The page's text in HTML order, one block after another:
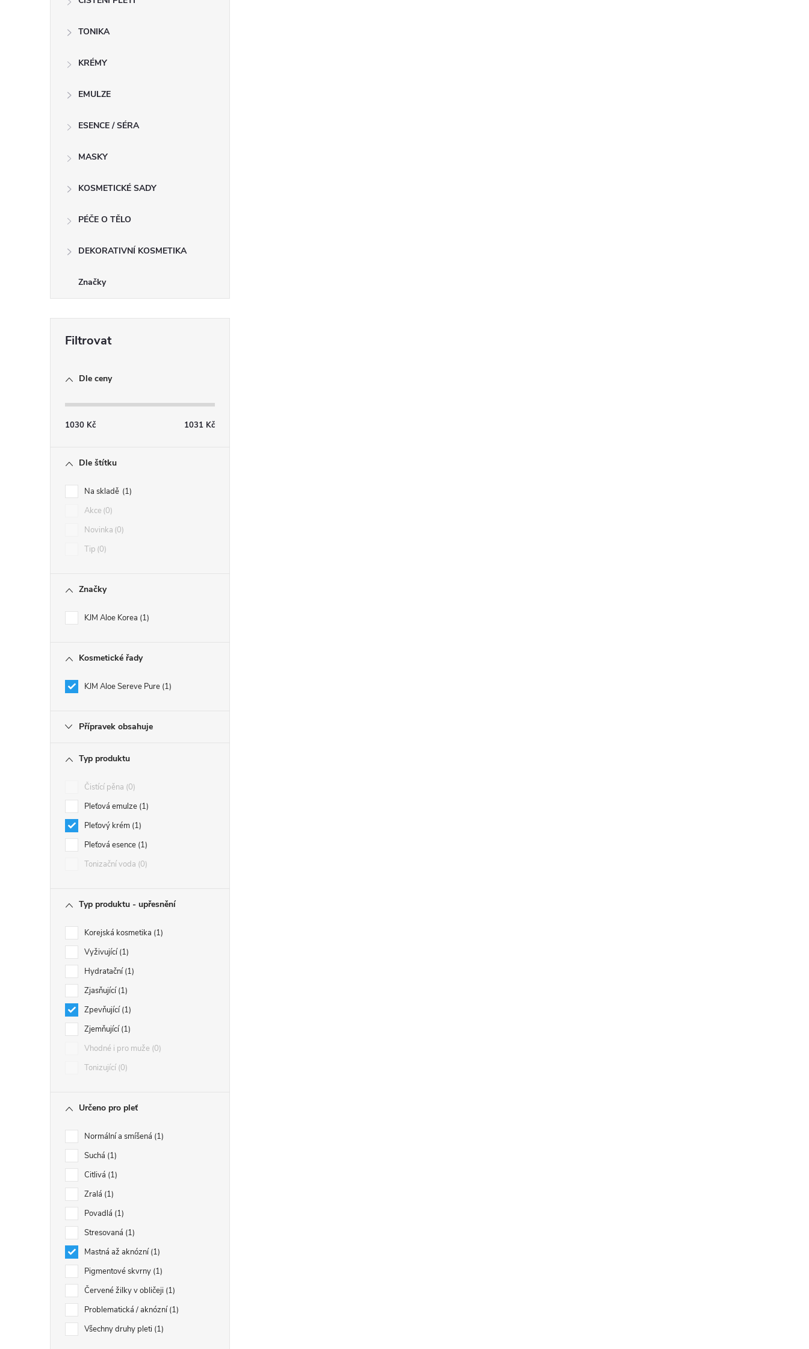
TONIKA
KRÉMY
EMULZE
ESENCE / SÉRA
MASKY
KOSMETICKÉ SADY
PÉČE O TĚLO
DEKORATIVNÍ KOSMETIKA
Značky
Dle ceny
1030 Kč 1031 Kč
Dle štítku
Na skladě 1
Akce 0
Novinka 0
Tip 0
Značky
KJM Aloe Korea 1
Kosmetické řady
KJM Aloe Sereve Pure 1
Přípravek obsahuje
Typ produktu
Čistící pěna 0
Pleťová emulze 1
Pleťový krém 1
Pleťová esence 1
Tonizační voda 0
Typ produktu - upřesnění
Korejská kosmetika 1
Vyživující 1
Hydratační 1
Zjasňující 1
Zpevňující 1
Zjemňující 1
Vhodné i pro muže 0
Tonizující 0
Určeno pro pleť
Normální a smíšená 1
Suchá 1
Citlivá 1
Zralá 1
Povadlá 1
Stresovaná 1
Mastná až aknózní 1
Pigmentové skvrny 1
Červené žilky v obličeji 1
Problematická / aknózní 1
Všechny druhy pleti 1